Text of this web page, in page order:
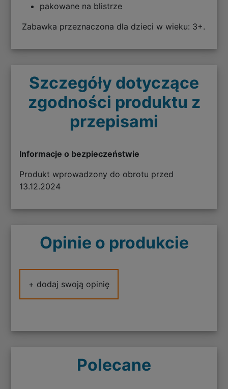
pakowane na blistrze
Zabawka przeznaczona dla dzieci w wieku: 3+.
Szczegóły dotyczące
zgodności produktu z
przepisami
Informacje o bezpieczeństwie
Produkt wprowadzony do obrotu przed
13.12.2024
Opinie o produkcie
+ dodaj swoją opinię
Polecane